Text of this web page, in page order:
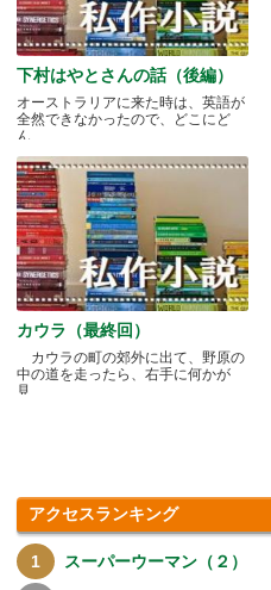
下村はやとさんの話（後編）
オーストラリアに来た時は、英語が
全然できなかったので、どこにど
ん.....
カウラ（最終回）
カウラの町の郊外に出て、野原の
中の道を走ったら、右手に何かが
見.....
アクセスランキング
スーパーウーマン（２）